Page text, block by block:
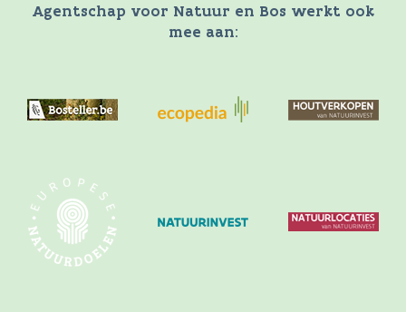
Agentschap voor Natuur en Bos werkt ook
mee aan: